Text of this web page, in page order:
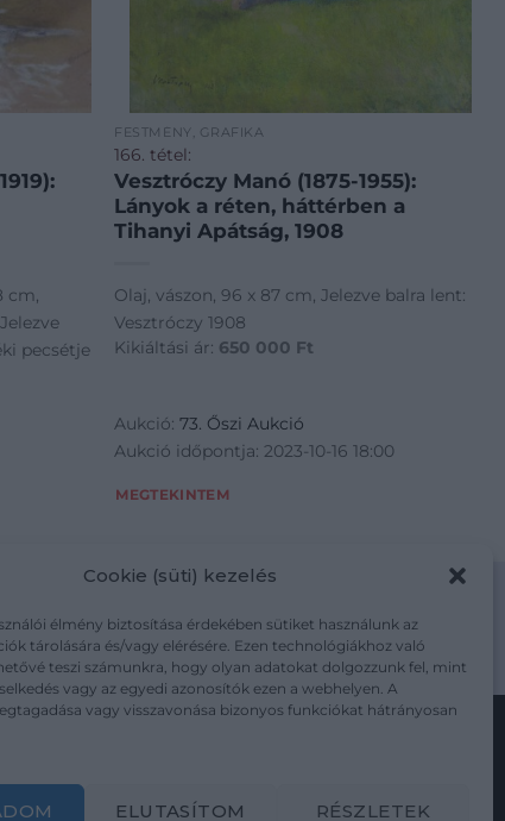
Cookie (süti) kezelés
élmény biztosítása érdekében sütiket használunk az
tárolására és/vagy elérésére. Ezen technológiákhoz való
teszi számunkra, hogy olyan adatokat dolgozzunk fel, mint
vagy az egyedi azonosítók ezen a webhelyen. A
vagy visszavonása bizonyos funkciókat hátrányosan
ELUTASÍTOM RÉSZLETEK
cm,
pecsétje
FESTMÉNY, GRAFIKA
166. tétel:
Vesztróczy Manó (1875-1955):
Lányok a réten, háttérben a
Tihanyi Apátság, 1908
Olaj, vászon, 96 x 87 cm, Jelezve balra lent:
Vesztróczy 1908
Kikiáltási ár: 650 000 Ft
Aukció:73. Őszi Aukció
Aukció időpontja: 2023-10-16 18:00
MEGTEKINTEM
tajekoztato/